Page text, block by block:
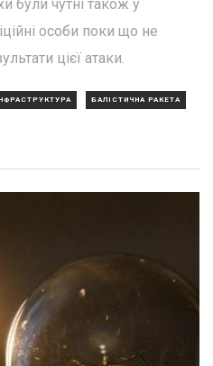
були чутні також у
особи поки що не
цієї атаки.
БАЛІСТИЧНА РАКЕТА